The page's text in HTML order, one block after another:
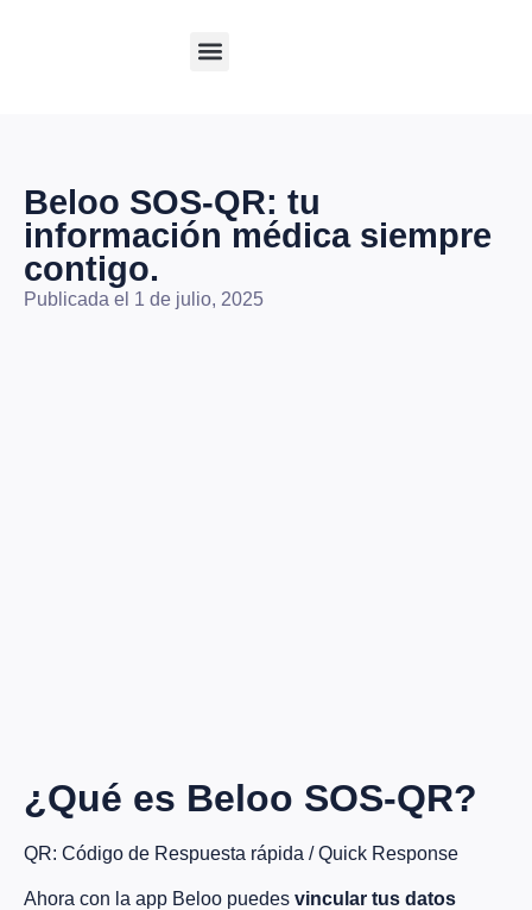
Beloo SOS-QR: tu
información médica siempre
contigo.
Publicada el 1 de julio, 2025
¿Qué es Beloo SOS-QR?
QR: Código de Respuesta rápida / Quick Response
Ahora con la app Beloo puedes vincular tus datos